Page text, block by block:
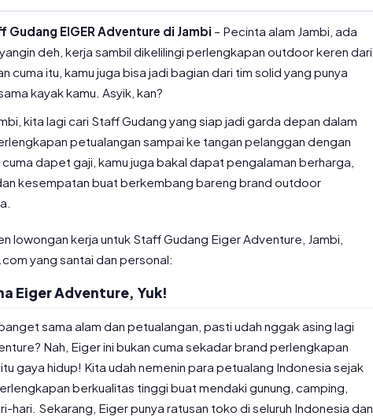
Gudang EIGER Adventure di Jambi – Pecinta alam Jambi, ada
deh, kerja sambil dikelilingi perlengkapan outdoor keren dari
cuma itu, kamu juga bisa jadi bagian dari tim solid yang punya
kayak kamu. Asyik, kan?
kita lagi cari Staff Gudang yang siap jadi garda depan dalam
petualangan sampai ke tangan pelanggan dengan
dapet gaji, kamu juga bakal dapat pengalaman berharga,
kesempatan buat berkembang bareng brand outdoor
lowongan kerja untuk Staff Gudang Eiger Adventure, Jambi,
yang santai dan personal:
Eiger Adventure, Yuk!
sama alam dan petualangan, pasti udah nggak asing lagi
Nah, Eiger ini bukan cuma sekadar brand perlengkapan
gaya hidup! Kita udah nemenin para petualang Indonesia sejak
berkualitas tinggi buat mendaki gunung, camping,
hari. Sekarang, Eiger punya ratusan toko di seluruh Indonesia dan